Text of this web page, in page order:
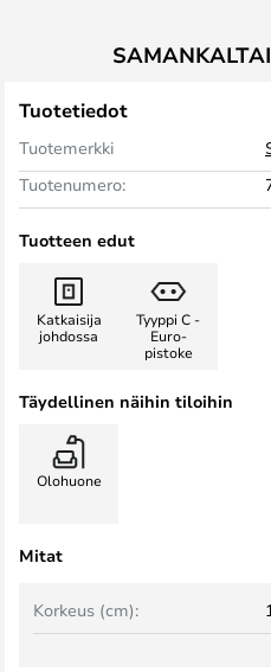
Tuotetiedot
Tuotemerkki
Tuotenumero:
Tuotteen edut
Katkaisija
johdossa
Tyyppi C -
Euro-
pistoke
Täydellinen näihin tiloihin
Olohuone
Mitat
Korkeus (cm):